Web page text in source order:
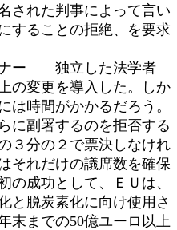
された判事によって言い
することの拒絶、を要求
ー――独立した法学者
変更を導入した。しか
は時間がかかるだろう。
に副署するのを拒否する
３分の２で票決しなけれ
それだけの議席数を確保
の成功として、ＥＵは、
と脱炭素化に向け使用さ
末までの50億ユーロ以上